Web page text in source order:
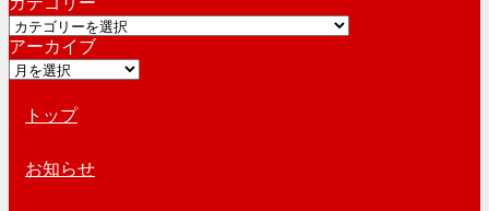
イ
ブ
カ
テ
ゴ
アーカイブ
ア
トップ
お知らせ